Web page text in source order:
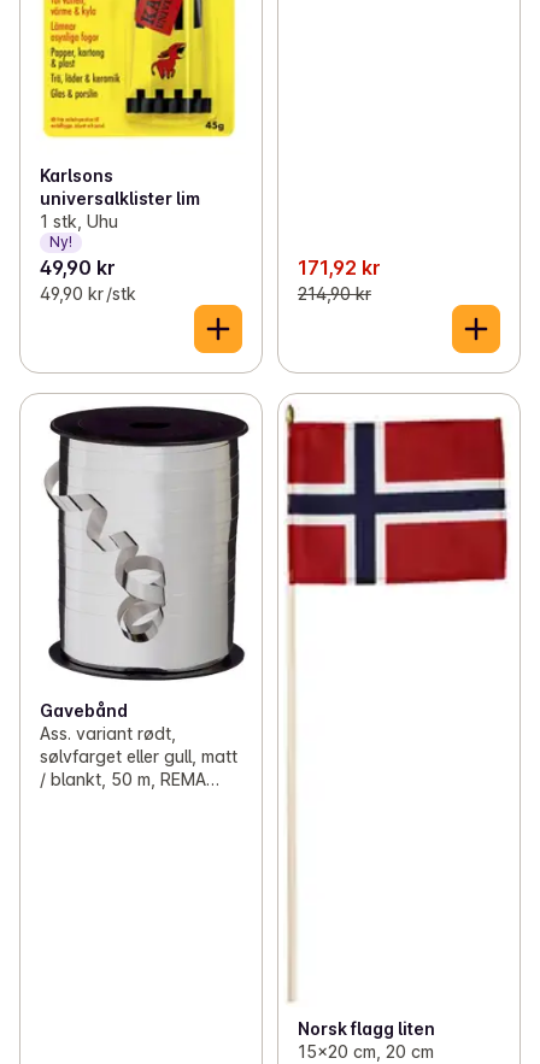
Karlsons
universalklister lim
1 stk, Uhu
Ny!
49,90 kr
49,90 kr /stk
171,92 kr
214,90 kr
Gavebånd
Ass. variant rødt,
sølvfarget eller gull, matt
/ blankt, 50 m, REMA
Norsk flagg liten
15x20 cm, 20 cm